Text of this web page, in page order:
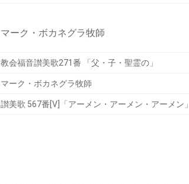
マーク・ボカネグラ牧師
教会福音讃美歌271番 「父・子・聖霊の」
マーク・ボカネグラ牧師
讃美歌 567番[V]「アーメン・アーメン・アーメン」